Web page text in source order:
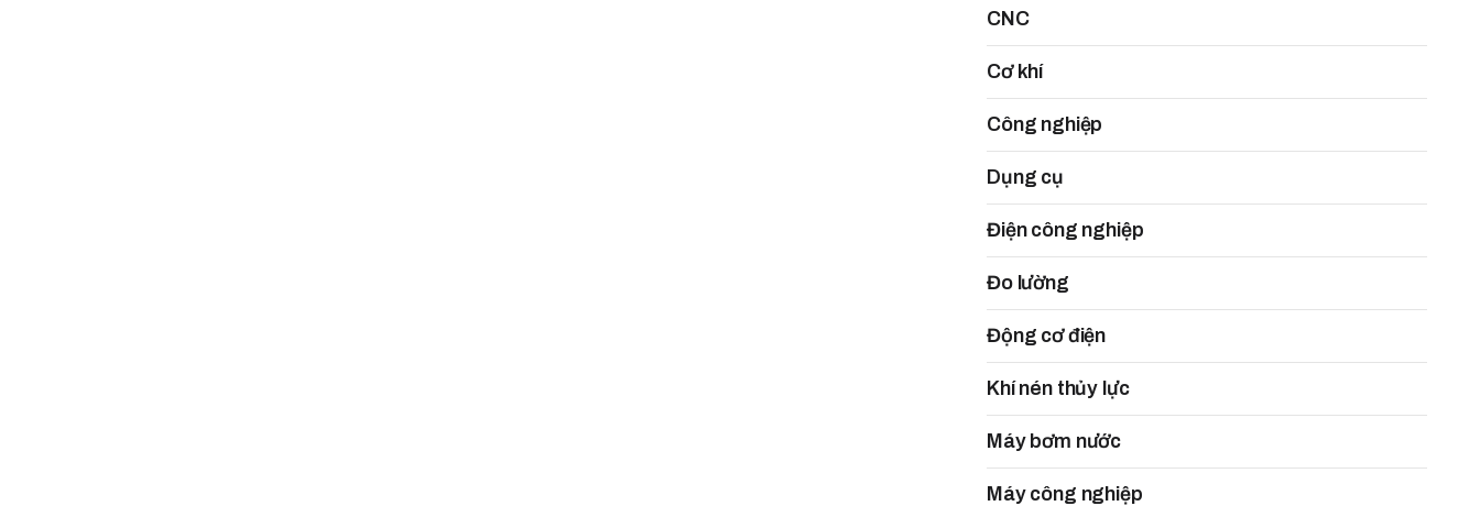
CNC
Cơ khí
Công nghiệp
Dụng cụ
Điện công nghiệp
Đo lường
Động cơ điện
Khí nén thủy lực
Máy bơm nước
Máy công nghiệp